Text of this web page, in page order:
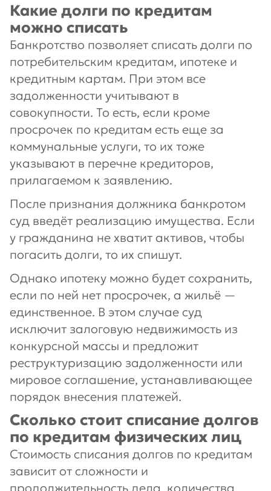
Какие долги по кредитам
можно списать
Банкротство позволяет списать долги по
потребительским кредитам, ипотеке и
кредитным картам. При этом все
задолженности учитывают в
совокупности. То есть, если кроме
просрочек по кредитам есть еще за
коммунальные услуги, то их тоже
указывают в перечне кредиторов,
прилагаемом к заявлению.
После признания должника банкротом
суд введёт реализацию имущества. Если
у гражданина не хватит активов, чтобы
погасить долги, то их спишут.
Однако ипотеку можно будет сохранить,
если по ней нет просрочек, а жильё —
единственное. В этом случае суд
исключит залоговую недвижимость из
конкурсной массы и предложит
реструктуризацию задолженности или
мировое соглашение, устанавливающее
порядок внесения платежей.
Сколько стоит списание долгов
по кредитам физических лиц
Стоимость списания долгов по кредитам
зависит от сложности и